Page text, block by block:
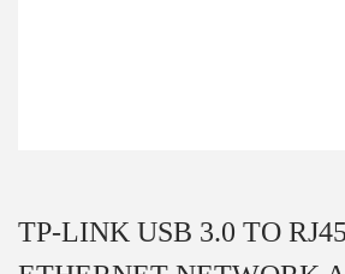
TP-LINK USB 3.0 TO